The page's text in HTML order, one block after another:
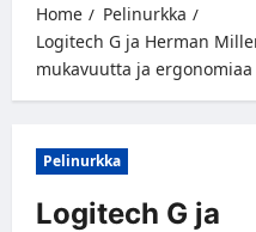
Home
Pelinurkka
Logitech G ja Herman
mukavuutta ja
Pelinurkka
Logitech G ja